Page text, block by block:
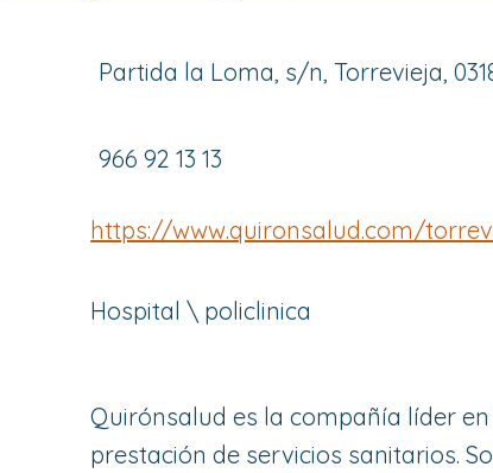
Partida la Loma, s/n, Torrevieja,
966 92 13 13
https://www.quironsalud.com/
Hospital \ policlinica
Quirónsalud es la compañía líder en
prestación de servicios sanitarios.